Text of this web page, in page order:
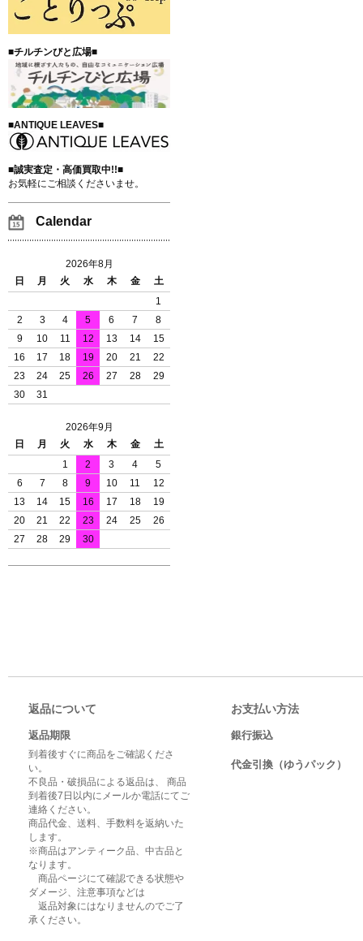
■チルチンびと広場■
■ANTIQUE LEAVES■
■誠実査定・高価買取中!!■
お気軽にご相談くださいませ。
Calendar
2026年8月
日
月 火 水 木 金
土
1
2
3 4 5 6 7
8
9
10 11 12 13 14
15
16
17 18 19 20 21
22
23
24 25 26 27 28
29
30
31
2026年9月
日
月 火 水 木 金
土
1
2 3 4
5
6
7 8 9 10 11
12
13
14 15 16 17 18
19
20
21 22 23 24 25
26
27
28 29 30
返品について
返品期限
到着後すぐに商品をご確認くださ
い。
不良品・破損品による返品は、 商品
到着後7日以内にメールか電話にてご
連絡ください。
商品代金、送料、手数料を返納いた
します。
※商品はアンティーク品、中古品と
なります。
商品ページにて確認できる状態や
ダメージ、注意事項などは
返品対象にはなりませんのでご了
承ください。
お支払い方法
銀行振込
代金引換（ゆうパック）